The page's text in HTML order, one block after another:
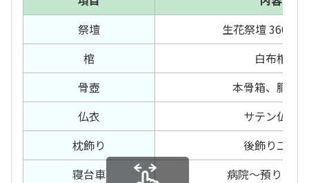
祭壇
生花祭壇 360セ
棺
白布棺
骨壺
本骨箱、胴骨箱
仏衣
サテン仏衣
枕飾り
後飾り二段
寝台車
病院〜預り霊安